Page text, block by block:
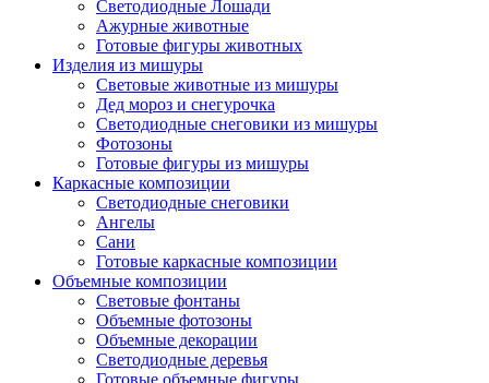
Светодиодные Лошади
Ажурные животные
Готовые фигуры животных
Изделия из мишуры
Световые животные из мишуры
Дед мороз и снегурочка
Светодиодные снеговики из мишуры
Фотозоны
Готовые фигуры из мишуры
Каркасные композиции
Светодиодные снеговики
Ангелы
Сани
Готовые каркасные композиции
Объемные композиции
Световые фонтаны
Объемные фотозоны
Объемные декорации
Светодиодные деревья
Готовые объемные фигуры